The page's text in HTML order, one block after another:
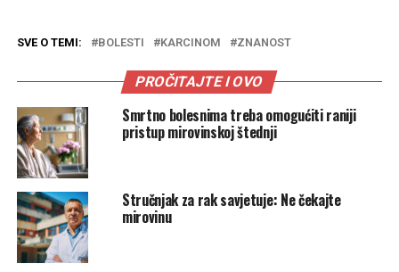
SVE O TEMI: BOLESTI KARCINOM ZNANOST
PROČITAJTE I OVO
Smrtno bolesnima treba omogućiti raniji
pristup mirovinskoj štednji
Stručnjak za rak savjetuje: Ne čekajte
mirovinu